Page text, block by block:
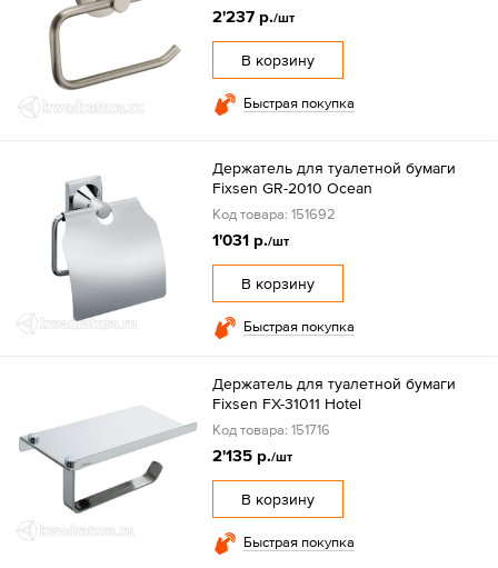
2'237 р./шт
В корзину
Быстрая покупка
Держатель для туалетной бумаги
Fixsen GR-2010 Ocean
Код товара: 151692
1'031 р./шт
В корзину
Быстрая покупка
Держатель для туалетной бумаги
Fixsen FX-31011 Hotel
Код товара: 151716
2'135 р./шт
В корзину
Быстрая покупка